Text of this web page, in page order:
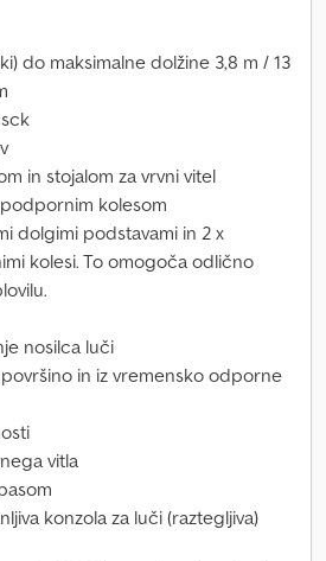
do maksimalne dolžine 3,8 m / 13
in stojalom za vrvni vitel
kolesom
dolgimi podstavami in 2 x
kolesi. To omogoča odlično
nosilca luči
in iz vremensko odporne
vitla
konzola za luči (raztegljiva)